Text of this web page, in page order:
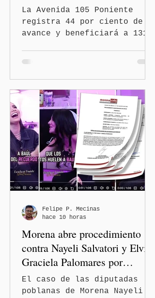
La Avenida 105 Poniente
registra 44 por ciento de
avance y beneficiará a 131
73 avenidas durante 2026,
el gobernador Alejandro
Armenta Mier supervisó la
rehabilitación de la
Avenida 105 Poniente, obra
que registra 44 por ciento
de avance y forma parte del
programa estatal para
recuperar vialidades
prioritarias, fortalecer la
condiciones de seguridad de
las familias poblanas, en e
Morena abre procedimiento
contra Nayeli Salvatori y Elvia
Graciela Palomares por
discriminación y burlas
El caso de las diputadas
poblanas de Morena Nayeli
Felipe P. Mecinas
hace 10 horas